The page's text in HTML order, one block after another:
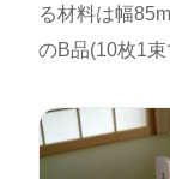
る材料は幅
のB品(10枚1